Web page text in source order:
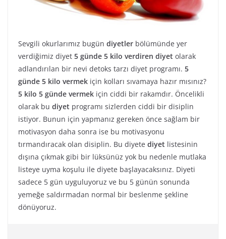
Sevgili okurlarımız bugün diyetler bölümünde yer
verdiğimiz diyet 5 günde 5 kilo verdiren diyet olarak
adlandırılan bir nevi detoks tarzı diyet programı. 5
günde 5 kilo vermek için kolları sıvamaya hazır mısınız?
5 kilo 5 günde vermek için ciddi bir rakamdır. Öncelikli
olarak bu diyet programı sizlerden ciddi bir disiplin
istiyor. Bunun için yapmanız gereken önce sağlam bir
motivasyon daha sonra ise bu motivasyonu
tırmandıracak olan disiplin. Bu diyete diyet listesinin
dışına çıkmak gibi bir lüksünüz yok bu nedenle mutlaka
listeye uyma koşulu ile diyete başlayacaksınız. Diyeti
sadece 5 gün uyguluyoruz ve bu 5 günün sonunda
yemeğe saldırmadan normal bir beslenme şekline
dönüyoruz.